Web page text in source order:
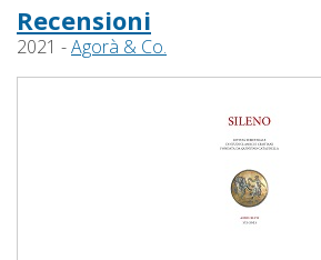
Recensioni
2021 -Agorà & Co.